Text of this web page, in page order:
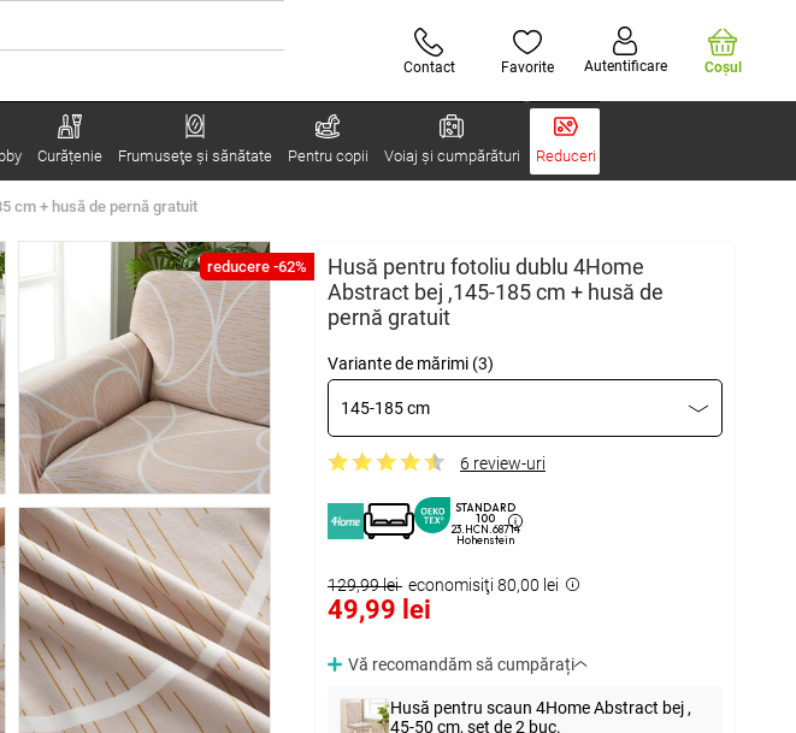
Contact Favorite Autentificare Coşul
Curățenie Frumuseţe şi sănătate Pentru copii Voiaj și cumpărături Reduceri
cm + husă de pernă gratuit
reducere -62%
Husă pentru fotoliu dublu 4Home
Abstract bej ,145-185 cm + husă de
pernă gratuit
Variante de mărimi (3)
145-185 cm
6 review-uri
STANDARD
100
23.HCN.68714
Hohenstein
129,99 lei economisiţi 80,00 lei
49,99 lei
Vă recomandăm să cumpărați
Husă pentru scaun 4Home Abstract bej ,
45-50 cm, set de 2 buc.